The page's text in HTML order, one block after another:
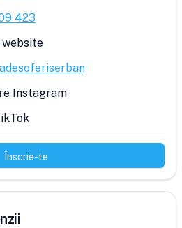
423
website
Instagram
Înscrie-te